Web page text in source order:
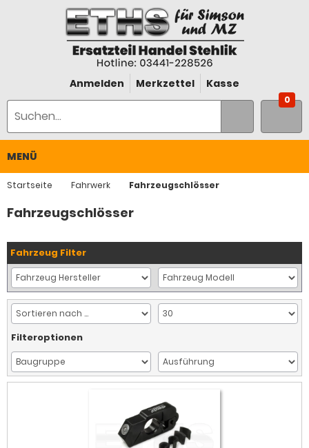
Anmelden Merkzettel Kasse
0
MENÜ
Startseite Fahrwerk Fahrzeugschlösser
Fahrzeugschlösser
Fahrzeug Filter
Filteroptionen